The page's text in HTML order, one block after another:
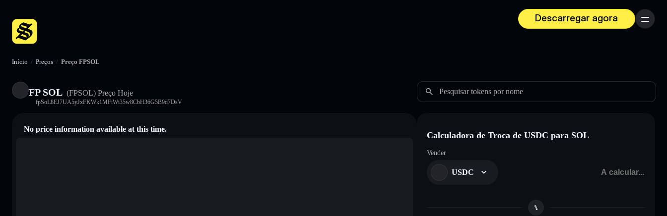
Descarregar agora
Menu
Início / Preços / Preço FPSOL
FP SOL (FPSOL) Preço Hoje
fpSoL8EJ7UA5yJxFKWk1MFiWi35w8CbH36G5B9d7DsV
Pesquisar tokens por nome
No price information available at this time.
Calculadora de Troca de USDC para SOL
Vender
USDC